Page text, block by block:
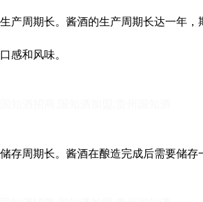
生产周期长。 酱酒的生产周期长达一年
口感和风味。
储存周期长。 酱酒在酿造完成后需要储存